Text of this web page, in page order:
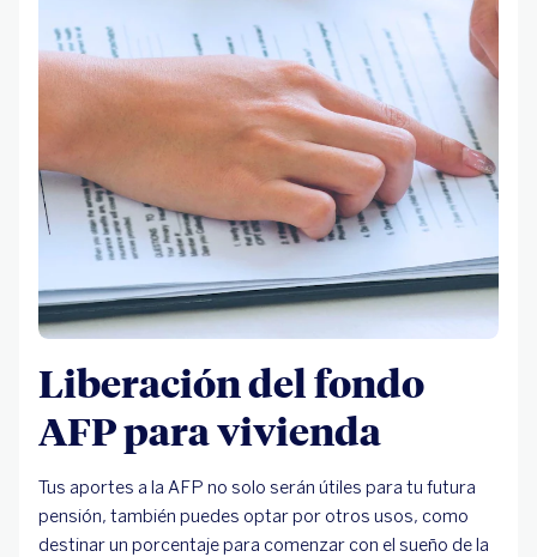
Liberación del fondo
AFP para vivienda
Tus aportes a la AFP no solo serán útiles para tu futura
pensión, también puedes optar por otros usos, como
destinar un porcentaje para comenzar con el sueño de la